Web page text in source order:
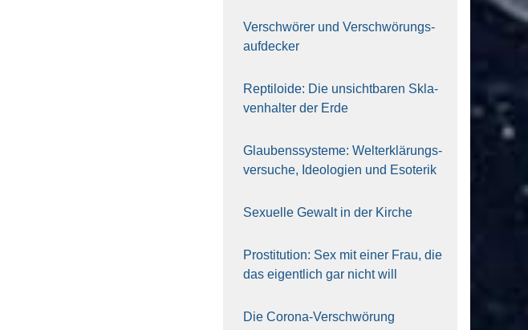
Ver­schwö­rer und Verschwörungs­
aufdecker
Rep­ti­lo­ide: Die unsicht­ba­ren Skla­
ven­hal­ter der Erde
Glau­bens­sys­te­me: Welt­erklä­rungs­
ver­su­che, Ideo­lo­gien und Eso­te­rik
Sexu­el­le Gewalt in der Kir­che
Pro­sti­tu­ti­on: Sex mit einer Frau, die
das eigent­lich gar nicht will
Die Coro­na-Ver­schwö­rung